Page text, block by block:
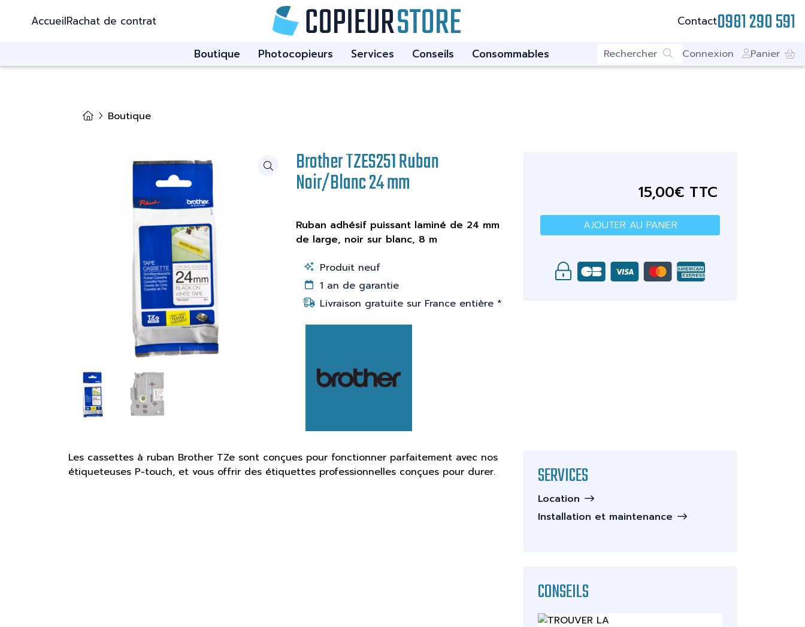
AccueilRachat de contrat
Boutique Photocopieurs Services Conseils Consommables
Contact0981 290 591
Connexion Panier
Boutique
Brother TZES251 Ruban
Noir/Blanc 24 mm
Ruban adhésif puissant laminé de 24 mm
de large, noir sur blanc, 8 m
Produit neuf
1 an de garantie
Livraison gratuite sur France entière *
15,00€ TTC
AJOUTER AU PANIER
Les cassettes à ruban Brother TZe sont conçues pour fonctionner parfaitement avec nos
étiqueteuses P-touch, et vous offrir des étiquettes professionnelles conçues pour durer.
SERVICES
Location
Installation et maintenance
CONSEILS